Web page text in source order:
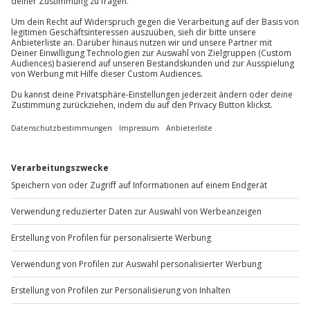
Gutschein gültig für 2 Personen
Du erreichst uns telefonisch zu folgenden Zeiten,
außer an bundesweiten Feiertagen:
Mo-Fr: 8-20 Uhr | Sa: 10-16 Uhr
Du möchtest als Firma bestellen?
Mo-Fr: 9-17 Uhr
b2b@jochen-schweizer.de
www.b2b.jochen-schweizer.de/
Artikelnummer: 20341